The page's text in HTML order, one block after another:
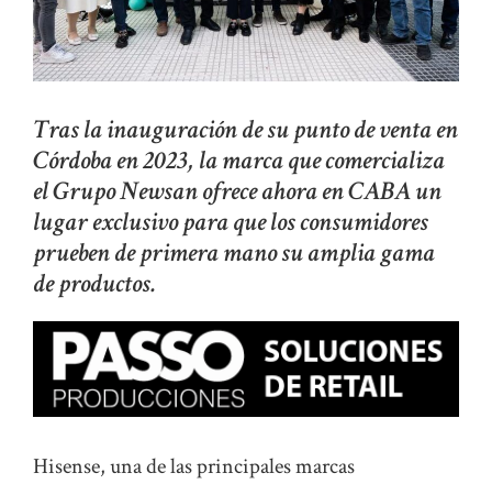
Tras la inauguración de su punto de venta en
Córdoba en 2023, la marca que comercializa
el Grupo Newsan ofrece ahora en CABA un
lugar exclusivo para que los consumidores
prueben de primera mano su amplia gama
de productos.
Hisense, una de las principales marcas